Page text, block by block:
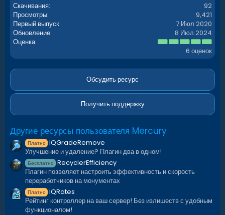
Скачивания
92
Просмотры
9,421
Первый выпуск
7 Июл 2020
Обновление
8 Июл 2024
Оценка
5
.
0
з
ё
з
д
6 оценок
Обсудить ресурс
Получить поддержку
Другие ресурсы пользователя Mercury
Платно IQGradeRemove
Улучшение и удаление? Плагин два в одном!
Бесплатно RecyclerEfficiency
Плагин позволяет настроить эффективность и скорость
переработчиков на монументах
Платно IQRates
Рейтинг контроллер на ваш сервер! Без излишеств с удобным
функционалом!